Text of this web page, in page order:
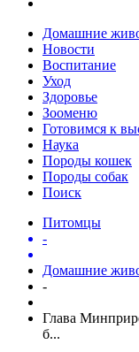
Домашние
Новости
Воспитание
Уход
Здоровье
Зооменю
Готовимся к
Наука
Породы кошек
Породы собак
Поиск
Питомцы
-
Домашние
-
Глава
б...